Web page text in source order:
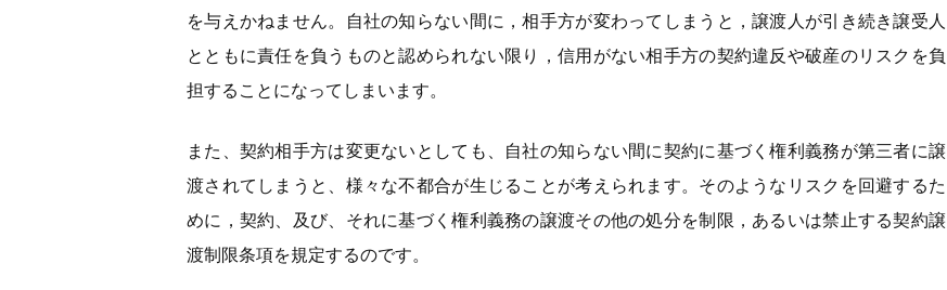
を与えかねません。自社の知らない間に，相手方が変わってしまうと，譲渡人が引き続き譲受人
とともに責任を負うものと認められない限り，信用がない相手方の契約違反や破産のリスクを負
担することになってしまいます。
また、契約相手方は変更ないとしても、自社の知らない間に契約に基づく権利義務が第三者に譲
渡されてしまうと、様々な不都合が生じることが考えられます。そのようなリスクを回避するた
めに，契約、及び、それに基づく権利義務の譲渡その他の処分を制限，あるいは禁止する契約譲
渡制限条項を規定するのです。